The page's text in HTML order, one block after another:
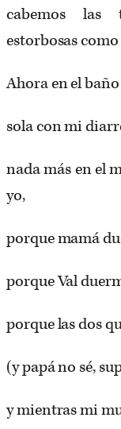
cabemos las
estorbosas
Ahora en el
sola con mi
nada más en el
yo,
porque mamá
porque Val
porque las dos
(y papá no sé,
y mientras mi